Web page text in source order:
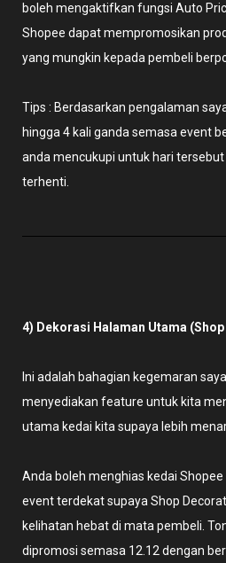
boleh mengaktifkan fungsi Auto
Shopee dapat mempromosikan
yang mungkin kepada pembeli
Tips : Berdasarkan pengalaman
hingga 4 kali ganda semasa event
anda mencukupi untuk hari
terhenti.
4) Dekorasi Halaman Utama
Ini adalah bahagian kegemaran
menyediakan feature untuk kita
utama kedai kita supaya lebih
Anda boleh menghias kedai
event terdekat supaya Shop
kelihatan hebat di mata pembeli.
dipromosi semasa 12.12 dengan